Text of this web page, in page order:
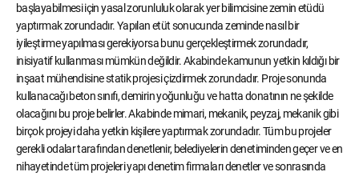
başlayabilmesi için yasal zorunluluk olarak yer bilimcisine zemin etüdü
yaptırmak zorundadır. Yapılan etüt sonucunda zeminde nasıl bir
iyileştirme yapılması gerekiyorsa bunu gerçekleştirmek zorundadır,
inisiyatif kullanması mümkün değildir. Akabinde kamunun yetkin kıldığı bir
inşaat mühendisine statik projesi çizdirmek zorundadır. Proje sonunda
kullanacağı beton sınıfı, demirin yoğunluğu ve hatta donatının ne şekilde
olacağını bu proje belirler. Akabinde mimari, mekanik, peyzaj, mekanik gibi
birçok projeyi daha yetkin kişilere yaptırmak zorundadır. Tüm bu projeler
gerekli odalar tarafından denetlenir, belediyelerin denetiminden geçer ve en
nihayetinde tüm projeleri yapı denetim firmaları denetler ve sonrasında